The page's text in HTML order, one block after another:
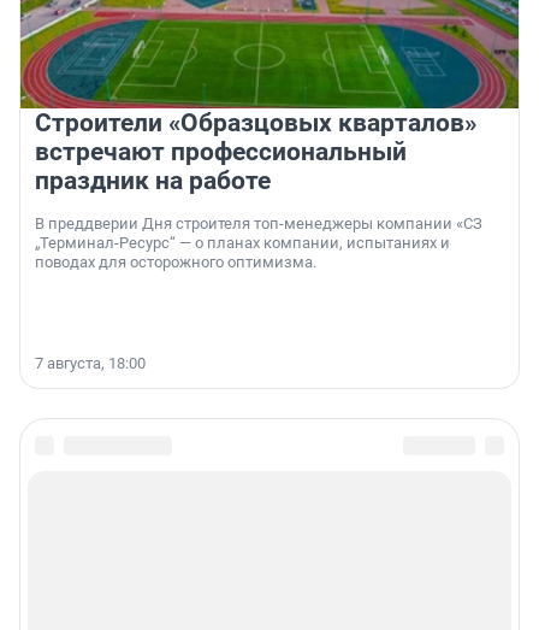
Строители «Образцовых кварталов»
встречают профессиональный
праздник на работе
В преддверии Дня строителя топ-менеджеры компании «СЗ
„Терминал-Ресурс“ — о планах компании, испытаниях и
поводах для осторожного оптимизма.
7 августа, 18:00